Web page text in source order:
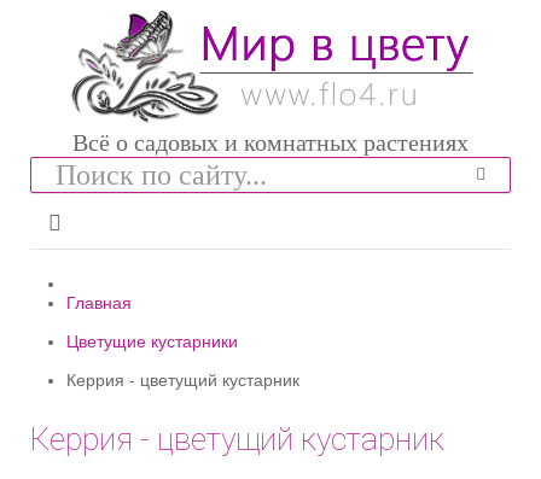
Всё о садовых и комнатных растениях
Главная
Цветущие кустарники
Керрия - цветущий кустарник
Керрия - цветущий кустарник